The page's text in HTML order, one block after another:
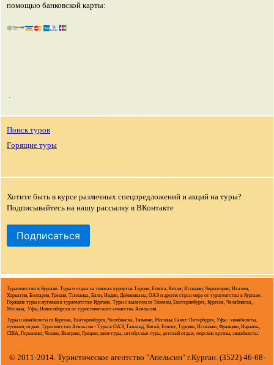
помощью банковской карты:
.
Поиск туров
Горящие туры
Хотите быть в курсе различных спецпредложений и акций на туры?
Подписывайтесь на нашу рассылку в ВКонтакте
Подписаться
Турагентство в Кургане. Туры и отдых на пляжах курортов Турции, Египта, Китая, Испании, Черногории, Италии,
Хорватии, Болгарии, Греции, Таиланда, Бали, Индии, Доминиканы, ОАЭ и других стран мира от турагентства в Кургане.
Горящие туры и путевки в турагентстве Кургана. Туры с вылетом из Тюмени, Екатеринбурга, Кургана, Челябинска,
Москвы, Уфы, Новосибирска от туристического агентства Апельсин.
Туры и авиабилеты из Кургана, Екатеринбурга, Челябинска, Тюмени, Москвы, Санкт-Петербурга, Уфы - авиабилеты,
путевки, отдых. Турагентство Апельсин - Туры в ОАЭ, Таиланд, Китай, Египет, Турцию, Испанию, Францию, Израиль,
США, Германию, Чехию, Венгрию, Грецию, шоп-туры, автобусные туры, детский отдых, морские круизы, авиабилеты.
© 2011-2014. Туристическое агентство "Апельсин" г.Курган. (3522) 46-68-